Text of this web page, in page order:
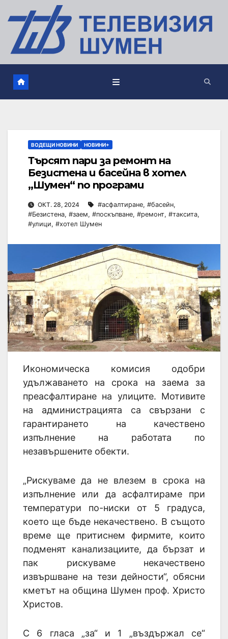
ВОДЕЩИ НОВИНИ НОВИНИ+
Търсят пари за ремонт на
Безистена и басейна в хотел
„Шумен“ по програми
ОКТ. 28, 2024 #асфалтиране, #басейн,
#Безистена, #заем, #поскъпване, #ремонт, #таксита,
#улици, #хотел Шумен
Икономическа комисия одобри
удължаването на срока на заема за
преасфалтиране на улиците. Мотивите
на администрацията са свързани с
гарантирането на качествено
изпълнение на работата по
незавършените обекти.
„Рискуваме да не влезем в срока на
изпълнение или да асфалтираме при
температури по-ниски от 5 градуса,
което ще бъде некачествено. В същото
време ще притиснем фирмите, които
подменят канализациите, да бързат и
пак рискуваме некачествено
извършване на тези дейности“, обясни
кметът на община Шумен проф. Христо
Христов.
С 6 гласа „за“ и 1 „въздържал се“